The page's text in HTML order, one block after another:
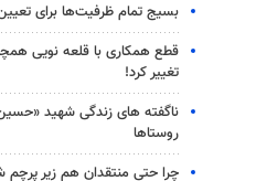
بسیج تمام ظرفیت‌ها برای تعیین
قطع همکاری با قلعه نویی
تغییر کرد!
ناگفته های زندگی شهید
روستاها
چرا حتی منتقدان هم زیر پرچم